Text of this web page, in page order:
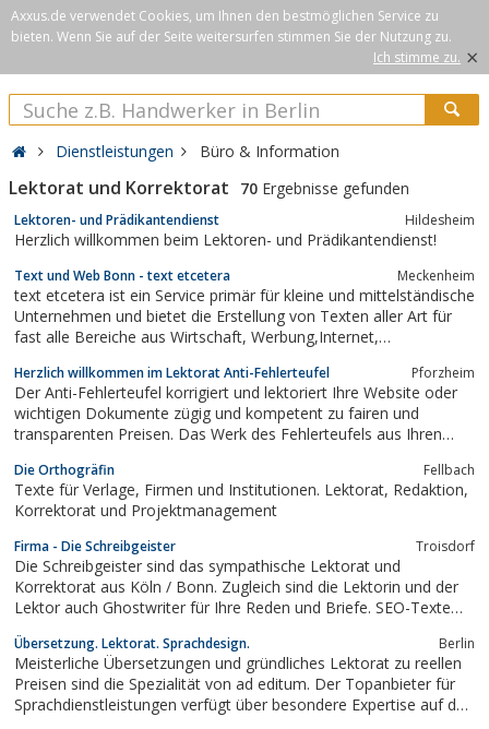
Axxus.de verwendet Cookies, um Ihnen den bestmöglichen Service zu
bieten. Wenn Sie auf der Seite weitersurfen stimmen Sie der Nutzung zu.
Ich stimme zu. ×
Dienstleistungen Büro & Information
Lektorat und Korrektorat 70 Ergebnisse gefunden
Lektoren- und Prädikantendienst Hildesheim
Herzlich willkommen beim Lektoren- und Prädikantendienst!
Text und Web Bonn - text etcetera Meckenheim
text etcetera ist ein Service primär für kleine und mittelständische
Unternehmen und bietet die Erstellung von Texten aller Art für
fast alle Bereiche aus Wirtschaft, Werbung,Internet,
Lektorat und Übersetzung deutsch-englisch. Zudem im
Leistungsspektrum:...
Herzlich willkommen im Lektorat Anti-Fehlerteufel Pforzheim
Der Anti-Fehlerteufel korrigiert und lektoriert Ihre Website oder
wichtigen Dokumente zügig und kompetent zu fairen und
transparenten Preisen. Das Werk des Fehlerteufels aus Ihren
Die Orthogräfin Fellbach
Texte für Verlage, Firmen und Institutionen. Lektorat, Redaktion,
Korrektorat und Projektmanagement
Firma - Die Schreibgeister Troisdorf
Die Schreibgeister sind das sympathische Lektorat und
Korrektorat aus Köln / Bonn. Zugleich sind die Lektorin und der
Lektor auch Ghostwriter für Ihre Reden und Briefe. SEO-Texte
Übersetzung. Lektorat. Sprachdesign. Berlin
Meisterliche Übersetzungen und gründliches Lektorat zu reellen
Preisen sind die Spezialität von ad editum. Der Topanbieter für
Sprachdienstleistungen verfügt über besondere Expertise auf den